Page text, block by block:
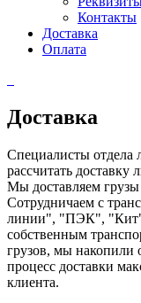
Контакты
Доставка
Оплата
Доставка
Специалисты
рассчитать
Мы доставляем
Сотрудничаем с
линии", "ПЭК", "Кит",
собственным
грузов, мы накопили
процесс доставки
клиента.